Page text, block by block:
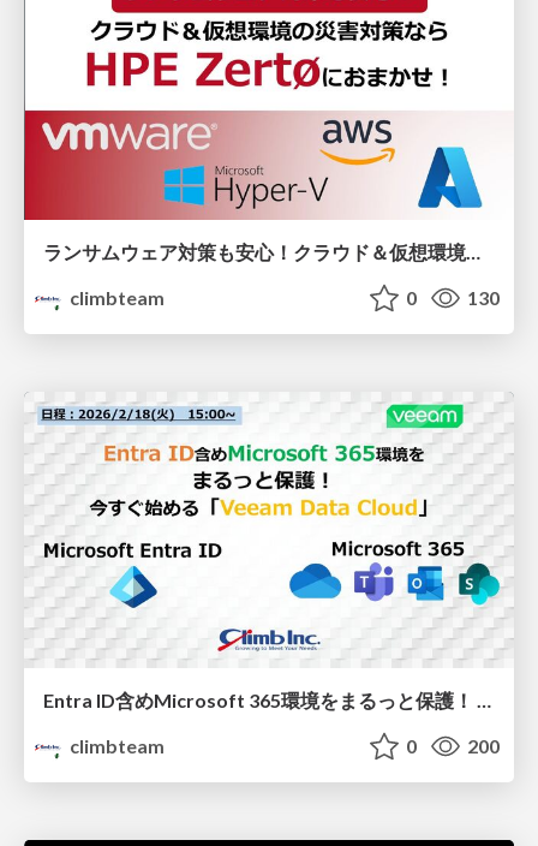
ランサムウェア対策も安心！クラウド＆仮想環境の災害対策なら「HPE Zerto」におまかせ！
climbteam
0 130
climbteam
0 200